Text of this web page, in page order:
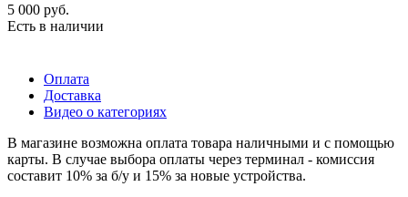
5 000 руб.
Есть в наличии
Оплата
Доставка
Видео о категориях
В магазине возможна оплата товара наличными и с помощью
карты. В случае выбора оплаты через терминал - комиссия
составит 10% за б/у и 15% за новые устройства.